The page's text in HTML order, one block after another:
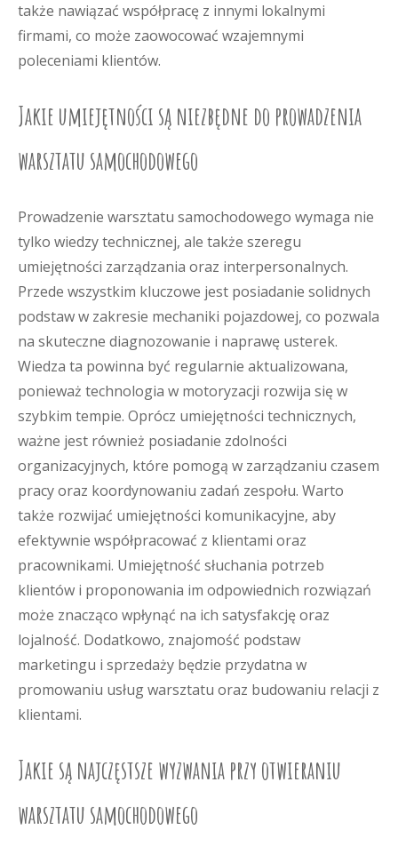
także nawiązać współpracę z innymi lokalnymi
firmami, co może zaowocować wzajemnymi
poleceniami klientów.
Jakie umiejętności są niezbędne do prowadzenia
warsztatu samochodowego
Prowadzenie warsztatu samochodowego wymaga nie
tylko wiedzy technicznej, ale także szeregu
umiejętności zarządzania oraz interpersonalnych.
Przede wszystkim kluczowe jest posiadanie solidnych
podstaw w zakresie mechaniki pojazdowej, co pozwala
na skuteczne diagnozowanie i naprawę usterek.
Wiedza ta powinna być regularnie aktualizowana,
ponieważ technologia w motoryzacji rozwija się w
szybkim tempie. Oprócz umiejętności technicznych,
ważne jest również posiadanie zdolności
organizacyjnych, które pomogą w zarządzaniu czasem
pracy oraz koordynowaniu zadań zespołu. Warto
także rozwijać umiejętności komunikacyjne, aby
efektywnie współpracować z klientami oraz
pracownikami. Umiejętność słuchania potrzeb
klientów i proponowania im odpowiednich rozwiązań
może znacząco wpłynąć na ich satysfakcję oraz
lojalność. Dodatkowo, znajomość podstaw
marketingu i sprzedaży będzie przydatna w
promowaniu usług warsztatu oraz budowaniu relacji z
klientami.
Jakie są najczęstsze wyzwania przy otwieraniu
warsztatu samochodowego